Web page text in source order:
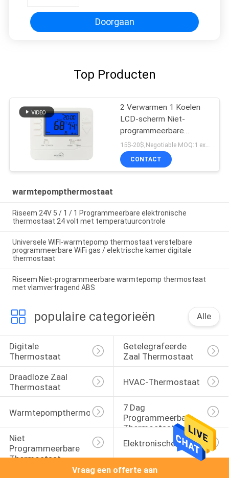
Doorgaan
Top Producten
2 Verwarmen 1 Koelen
LCD-scherm Niet-
programmeerbare
Digitale Warmtepomp
Thermostaat
CONTACT
warmtepompthermostaat
Riseem 24V 5 / 1 / 1 Programmeerbare elektronische
thermostaat 24 volt met temperatuurcontrole
Universele WIFI-warmtepomp thermostaat verstelbare
programmeerbare WiFi gas / elektrische kamer digitale
thermostaat
Riseem Niet-programmeerbare warmtepomp thermostaat
met vlamvertragend ABS
populaire categorieën Alle
Digitale
Thermostaat
Getelegrafeerde
Zaal Thermostaat
Draadloze Zaal
Thermostaat
HVAC-Thermostaat
Warmtepompthermostaat
7 Dag
Programmeerbare
Thermostaat
Niet
Programmeerbare
Thermostaat
Elektronische Zaal
Vraag een offerte aan